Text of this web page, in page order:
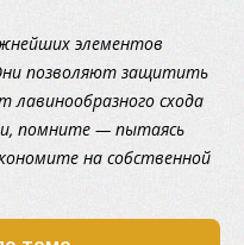
элементов
позволяют защитить
схода
помните — пытаясь
на собственной